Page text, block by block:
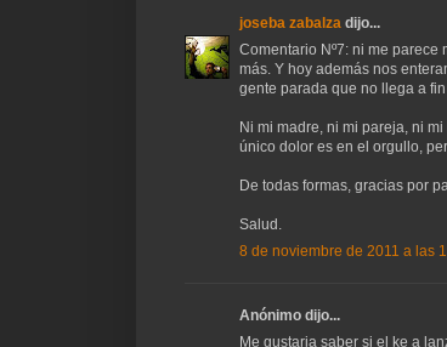
joseba zabalza dijo...
Comentario Nº7: ni me
más. Y hoy además nos
gente parada que no llega a
Ni mi madre, ni mi pareja, ni
único dolor es en el orgullo,
De todas formas, gracias por
Salud.
8 de noviembre de 2011 a las
Anónimo dijo...
Me gustaria saber si el ke a